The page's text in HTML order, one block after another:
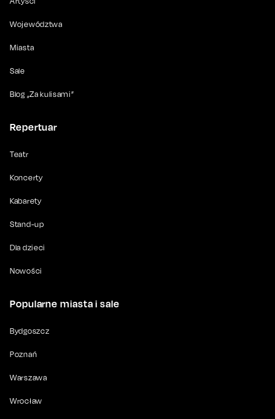
Województwa
Miasta
Sale
Blog „Za kulisami”
Repertuar
Teatr
Koncerty
Kabarety
Stand-up
Dla dzieci
Nowości
Popularne miasta i sale
Bydgoszcz
Poznań
Warszawa
Wrocław